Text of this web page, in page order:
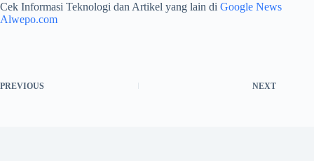
Cek Informasi Teknologi dan Artikel yang lain di Google News
Alwepo.com
PREVIOUS NEXT